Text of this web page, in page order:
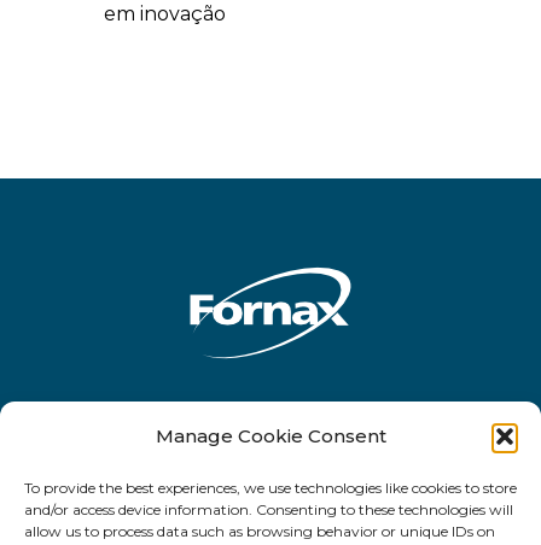
Manage Cookie Consent
To provide the best experiences, we use technologies like cookies to store
and/or access device information. Consenting to these technologies will
allow us to process data such as browsing behavior or unique IDs on
em inovação
SP